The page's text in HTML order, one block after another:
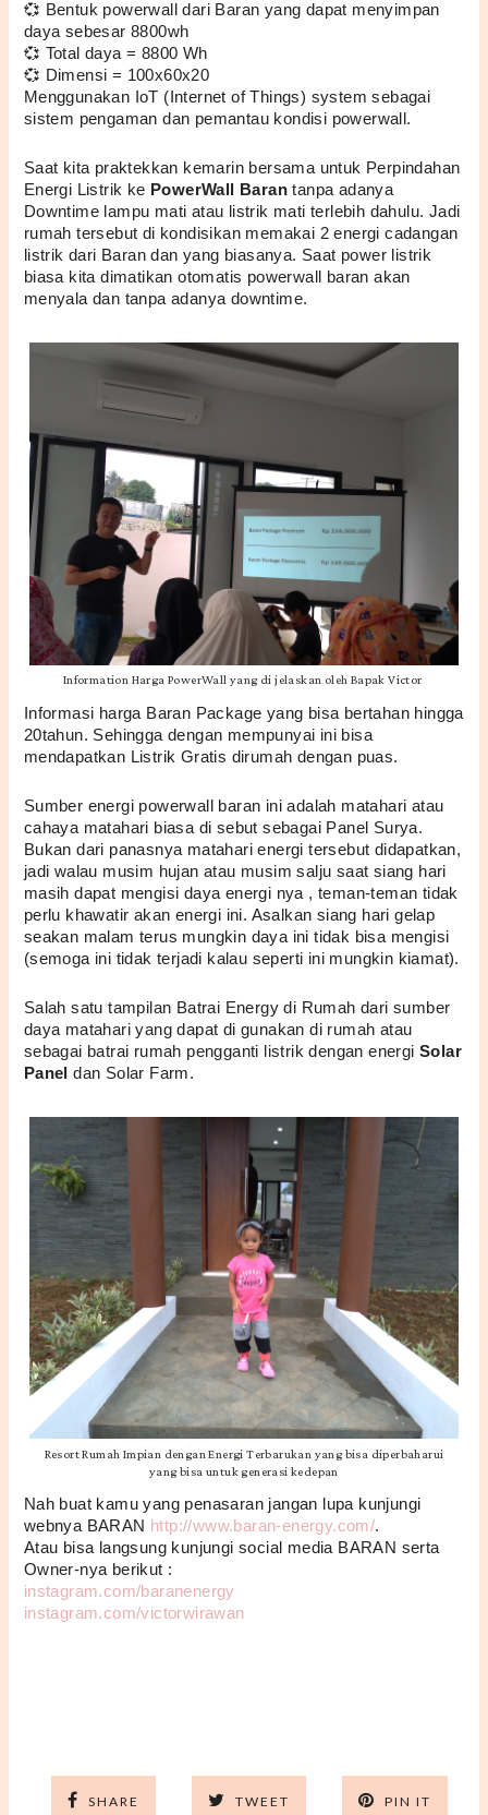
💞 Bentuk powerwall dari Baran yang dapat menyimpan
daya sebesar 8800wh
💞 Total daya = 8800 Wh
💞 Dimensi = 100x60x20
Menggunakan IoT (Internet of Things) system sebagai
sistem pengaman dan pemantau kondisi powerwall.
Saat kita praktekkan kemarin bersama untuk Perpindahan
Energi Listrik ke PowerWall Baran tanpa adanya
Downtime lampu mati atau listrik mati terlebih dahulu. Jadi
rumah tersebut di kondisikan memakai 2 energi cadangan
listrik dari Baran dan yang biasanya. Saat power listrik
biasa kita dimatikan otomatis powerwall baran akan
menyala dan tanpa adanya downtime.
Information Harga PowerWall yang di jelaskan oleh Bapak Victor
Informasi harga Baran Package yang bisa bertahan hingga
20tahun. Sehingga dengan mempunyai ini bisa
mendapatkan Listrik Gratis dirumah dengan puas.
Sumber energi powerwall baran ini adalah matahari atau
cahaya matahari biasa di sebut sebagai Panel Surya.
Bukan dari panasnya matahari energi tersebut didapatkan,
jadi walau musim hujan atau musim salju saat siang hari
masih dapat mengisi daya energi nya , teman-teman tidak
perlu khawatir akan energi ini. Asalkan siang hari gelap
seakan malam terus mungkin daya ini tidak bisa mengisi
(semoga ini tidak terjadi kalau seperti ini mungkin kiamat).
Salah satu tampilan Batrai Energy di Rumah dari sumber
daya matahari yang dapat di gunakan di rumah atau
sebagai batrai rumah pengganti listrik dengan energi Solar
Panel dan Solar Farm.
Resort Rumah Impian dengan Energi Terbarukan yang bisa diperbaharui
yang bisa untuk generasi kedepan
Nah buat kamu yang penasaran jangan lupa kunjungi
webnya BARAN http://www.baran-energy.com/.
Atau bisa langsung kunjungi social media BARAN serta
Owner-nya berikut :
instagram.com/baranenergy
instagram.com/victorwirawan
SHARE TWEET PIN IT